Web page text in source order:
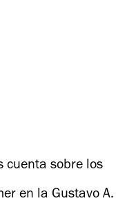
cuenta sobre los
en la Gustavo A.